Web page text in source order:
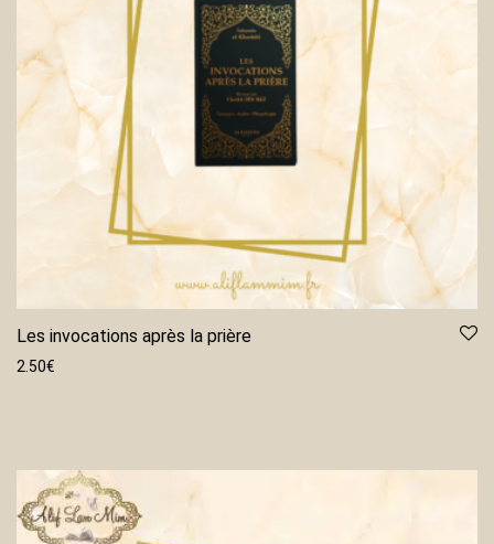
Les invocations après la prière
2.50€